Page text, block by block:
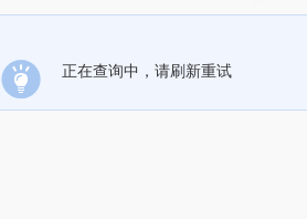
正在查询中，请刷新重试